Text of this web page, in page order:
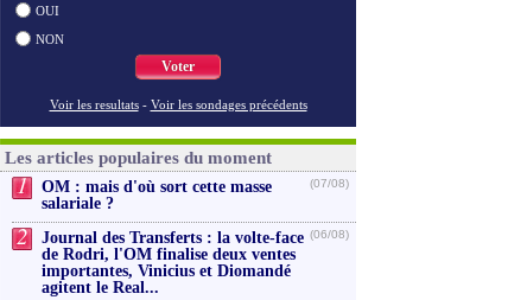
OUI
NON
Voter
Voir les resultats - Voir les sondages précédents
Les articles populaires du moment
1
OM : mais d'où sort cette masse
salariale ?
(07/08)
2
Journal des Transferts : la volte-face
de Rodri, l'OM finalise deux ventes
importantes, Vinicius et Diomandé
agitent le Real...
(06/08)